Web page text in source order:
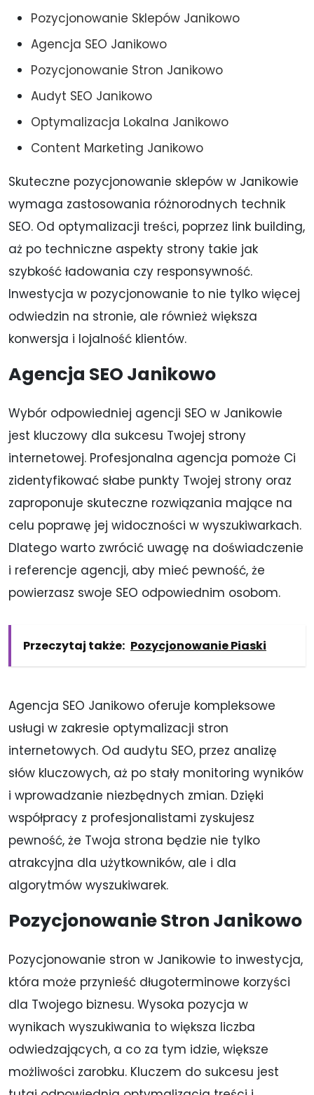
Pozycjonowanie Sklepów Janikowo
Agencja SEO Janikowo
Pozycjonowanie Stron Janikowo
Audyt SEO Janikowo
Optymalizacja Lokalna Janikowo
Content Marketing Janikowo
Skuteczne pozycjonowanie sklepów w Janikowie
wymaga zastosowania różnorodnych technik
SEO. Od optymalizacji treści, poprzez link building,
aż po techniczne aspekty strony takie jak
szybkość ładowania czy responsywność.
Inwestycja w pozycjonowanie to nie tylko więcej
odwiedzin na stronie, ale również większa
konwersja i lojalność klientów.
Agencja SEO Janikowo
Wybór odpowiedniej agencji SEO w Janikowie
jest kluczowy dla sukcesu Twojej strony
internetowej. Profesjonalna agencja pomoże Ci
zidentyfikować słabe punkty Twojej strony oraz
zaproponuje skuteczne rozwiązania mające na
celu poprawę jej widoczności w wyszukiwarkach.
Dlatego warto zwrócić uwagę na doświadczenie
i referencje agencji, aby mieć pewność, że
powierzasz swoje SEO odpowiednim osobom.
Przeczytaj także: Pozycjonowanie Piaski
Agencja SEO Janikowo oferuje kompleksowe
usługi w zakresie optymalizacji stron
internetowych. Od audytu SEO, przez analizę
słów kluczowych, aż po stały monitoring wyników
i wprowadzanie niezbędnych zmian. Dzięki
współpracy z profesjonalistami zyskujesz
pewność, że Twoja strona będzie nie tylko
atrakcyjna dla użytkowników, ale i dla
algorytmów wyszukiwarek.
Pozycjonowanie Stron Janikowo
Pozycjonowanie stron w Janikowie to inwestycja,
która może przynieść długoterminowe korzyści
dla Twojego biznesu. Wysoka pozycja w
wynikach wyszukiwania to większa liczba
odwiedzających, a co za tym idzie, większe
możliwości zarobku. Kluczem do sukcesu jest